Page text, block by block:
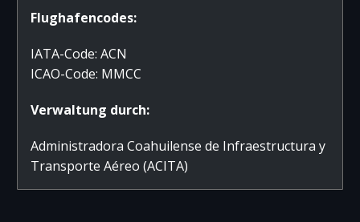
Flughafencodes:
IATA-Code: ACN
ICAO-Code: MMCC
Verwaltung durch:
Administradora Coahuilense de Infraestructura y
Transporte Aéreo (ACITA)